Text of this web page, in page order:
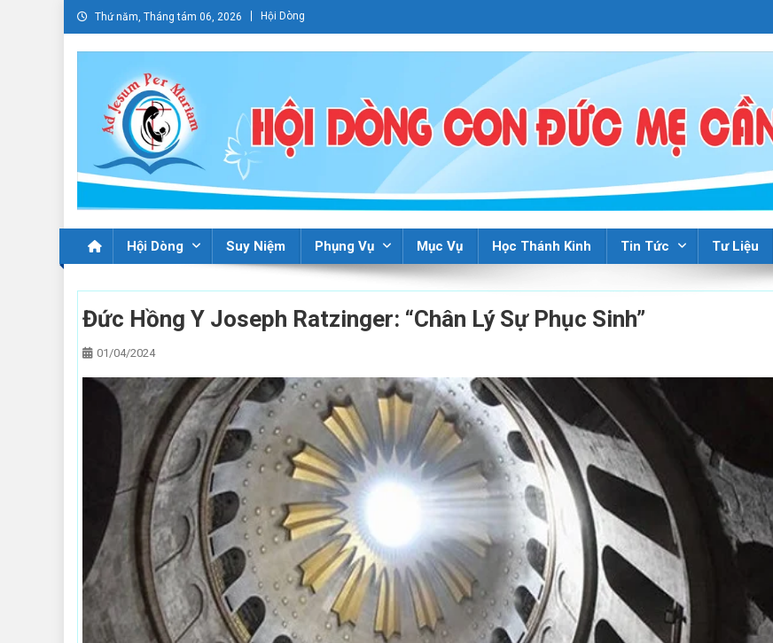
Skip
to
content
Thứ năm, Tháng tám 06, 2026 Hội Dòng
Hội Dòng Suy Niệm Phụng Vụ Mục Vụ Học Thánh Kinh Tin Tức Tư Liệu
Đức Hồng Y Joseph Ratzinger: “Chân Lý Sự Phục Sinh”
01/04/2024